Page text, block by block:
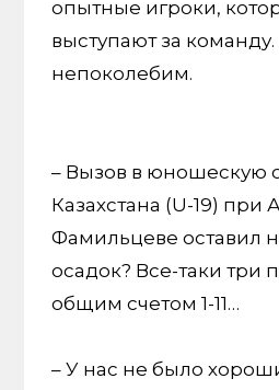
опытные игроки,
выступают за команду.
непоколебим.
– Вызов в юношескую
Казахстана (U-19) при
Фамильцеве оставил
осадок? Все-таки три
общим счетом 1-11…
– У нас не было